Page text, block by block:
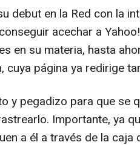
debut en la Red con la
acechar a
en su materia, hasta
cuya página ya redirige
y pegadizo para que se
Importante, ya
a él a través de la caja